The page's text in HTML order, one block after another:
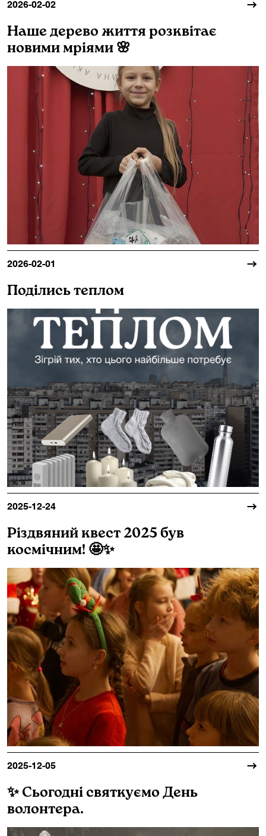
2026-02-02
Наше дерево життя розквітає
новими мріями 🌸
2026-02-01
Поділись теплом
2025-12-24
Різдвяний квест 2025 був
космічним! 🤩✨
2025-12-05
✨ Сьогодні святкуємо День
волонтера.